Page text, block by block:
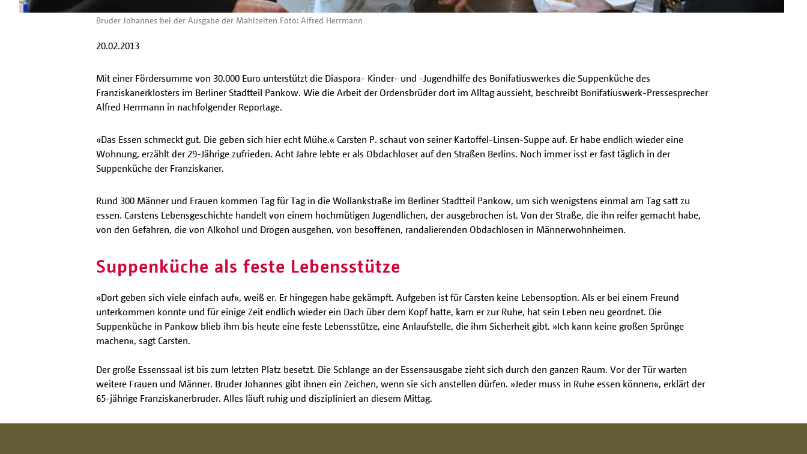
Bruder Johannes bei der Ausgabe der Mahlzeiten Foto: Alfred Herrmann
20.02.2013
Mit einer Fördersumme von 30.000 Euro unterstützt die Diaspora- Kinder- und -Jugendhilfe des Bonifatiuswerkes die Suppenküche des
Franziskanerklosters im Berliner Stadtteil Pankow. Wie die Arbeit der Ordensbrüder dort im Alltag aussieht, beschreibt Bonifatiuswerk-Pressesprecher
Alfred Herrmann in nachfolgender Reportage.
»Das Essen schmeckt gut. Die geben sich hier echt Mühe.« Carsten P. schaut von seiner Kartoffel-Linsen-Suppe auf. Er habe endlich wieder eine
Wohnung, erzählt der 29-Jährige zufrieden. Acht Jahre lebte er als Obdachloser auf den Straßen Berlins. Noch immer isst er fast täglich in der
Suppenküche der Franziskaner.
Rund 300 Männer und Frauen kommen Tag für Tag in die Wollankstraße im Berliner Stadtteil Pankow, um sich wenigstens einmal am Tag satt zu
essen. Carstens Lebensgeschichte handelt von einem hochmütigen Jugendlichen, der ausgebrochen ist. Von der Straße, die ihn reifer gemacht habe,
von den Gefahren, die von Alkohol und Drogen ausgehen, von besoffenen, randalierenden Obdachlosen in Männerwohnheimen.
Suppenküche als feste Lebensstütze
»Dort geben sich viele einfach auf«, weiß er. Er hingegen habe gekämpft. Aufgeben ist für Carsten keine Lebensoption. Als er bei einem Freund
unterkommen konnte und für einige Zeit endlich wieder ein Dach über dem Kopf hatte, kam er zur Ruhe, hat sein Leben neu geordnet. Die
Suppenküche in Pankow blieb ihm bis heute eine feste Lebensstütze, eine Anlaufstelle, die ihm Sicherheit gibt. »Ich kann keine großen Sprünge
machen«, sagt Carsten.
Der große Essenssaal ist bis zum letzten Platz besetzt. Die Schlange an der Essensausgabe zieht sich durch den ganzen Raum. Vor der Tür warten
weitere Frauen und Männer. Bruder Johannes gibt ihnen ein Zeichen, wenn sie sich anstellen dürfen. »Jeder muss in Ruhe essen können«, erklärt der
65-jährige Franziskanerbruder. Alles läuft ruhig und diszipliniert an diesem Mittag.